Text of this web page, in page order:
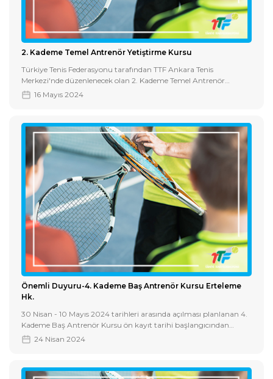
2. Kademe Temel Antrenör Yetiştirme Kursu
Türkiye Tenis Federasyonu tarafından TTF Ankara Tenis
Merkezi'nde düzenlenecek olan 2. Kademe Temel Antrenör
Yetiştirme Kursu ile ilgili bilgiye aşağıdaki dosyadan erişebilirsiniz.
16 Mayıs 2024
Önemli Duyuru-4. Kademe Baş Antrenör Kursu Erteleme
Hk.
30 Nisan - 10 Mayıs 2024 tarihleri arasında açılması planlanan 4.
Kademe Baş Antrenör Kursu ön kayıt tarihi başlangıcından
bitimine kadar olan sürede yeterli sayıya ulaşılamadığı için ileri bir
24 Nisan 2024